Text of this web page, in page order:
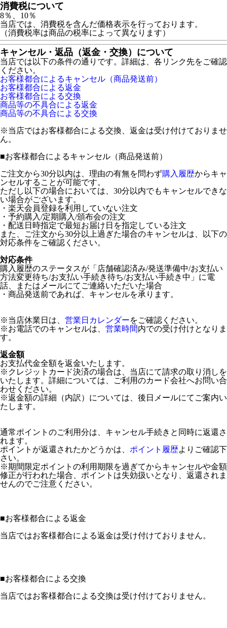
消費税について
8％、10％
当店では、消費税を含んだ価格表示を行っております。
（消費税率は商品の税率によって異なります）
キャンセル・返品（返金・交換）について
当店では以下の条件の通りです。詳細は、各リンク先をご確認
ください。
お客様都合によるキャンセル（商品発送前）
お客様都合による返金
お客様都合による交換
商品等の不具合による返金
商品等の不具合による交換
※当店ではお客様都合による交換、返金は受け付けておりませ
ん。
■お客様都合によるキャンセル（商品発送前）
ご注文から30分以内は、理由の有無を問わず購入履歴からキャ
ンセルすることが可能です。
ただし以下の場合においては、30分以内でもキャンセルできな
い場合がございます。
・楽天会員登録を利用していない注文
・予約購入/定期購入/頒布会の注文
・配送日時指定で最短お届け日を指定している注文
また、ご注文から30分以上過ぎた場合のキャンセルは、以下の
対応条件をご確認ください。
対応条件
購入履歴のステータスが「店舗確認済み/発送準備中/お支払い
方法変更待ち/お支払い手続き待ち/お支払い手続き中」に電
話、またはメールにてご連絡いただいた場合
・商品発送前であれば、キャンセルを承ります。
※当店休業日は、 営業日カレンダーをご確認ください。
※お電話でのキャンセルは、 営業時間内での受け付けとなりま
す。
返金額
お支払代金全額を返金いたします。
※クレジットカード決済の場合は、当店にて請求の取り消しを
いたします。詳細については、ご利用のカード会社へお問い合
わせください。
※返金額の詳細（内訳）については、後日メールにてご案内い
たします。
通常ポイントのご利用分は、キャンセル手続きと同時に返還さ
れます。
ポイントが返還されたかどうかは、 ポイント履歴よりご確認下
さい。
※期間限定ポイントの利用期限を過ぎてからキャンセルや金額
修正が行われた場合、ポイントは失効扱いとなり、返還されま
せんのでご注意ください。
■お客様都合による返金
当店ではお客様都合による返金は受け付けておりません。
■お客様都合による交換
当店ではお客様都合による交換は受け付けておりません。